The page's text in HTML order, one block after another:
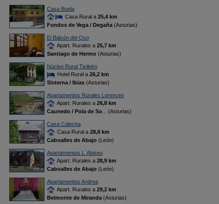
Casa Buela
Casa Rural a 25,4 km
Fondos de Vega / Degaña(Asturias)
El Balcón del Oso
Apart. Rurales a 25,7 km
Santiago de Hermo(Asturias)
Núcleo Rural Tixileiro
Hotel Rural a 26,2 km
Sisterna / Ibias(Asturias)
Apartamentos Rurales Lorences
Apart. Rurales a 26,8 km
Caunedo / Pola de So... (Asturias)
Casa Calecha
Casa Rural a 28,8 km
Caboalles de Abajo(León)
Apartamentos L´Abiseu
Apart. Rurales a 28,9 km
Caboalles de Abajo(León)
Apartamentos Andrea
Apart. Rurales a 29,2 km
Belmonte de Miranda(Asturias)